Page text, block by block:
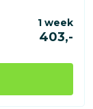
1 week
403,-